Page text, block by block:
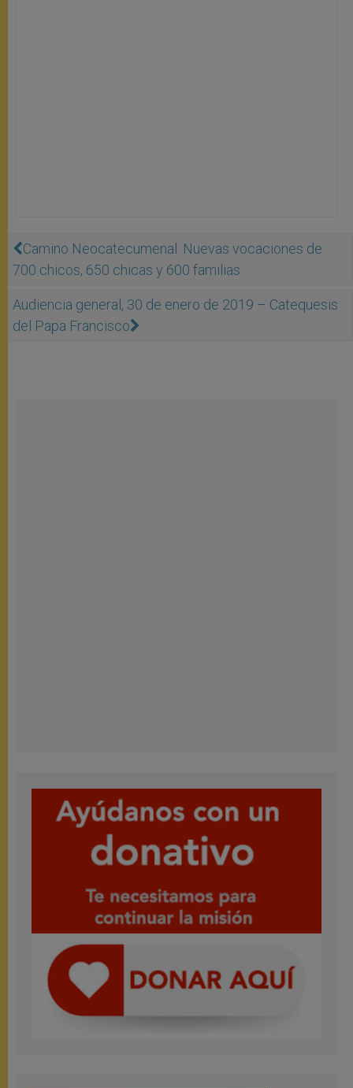
Camino Neocatecumenal: Nuevas vocaciones de
700 chicos, 650 chicas y 600 familias
Audiencia general, 30 de enero de 2019 – Catequesis
del Papa Francisco